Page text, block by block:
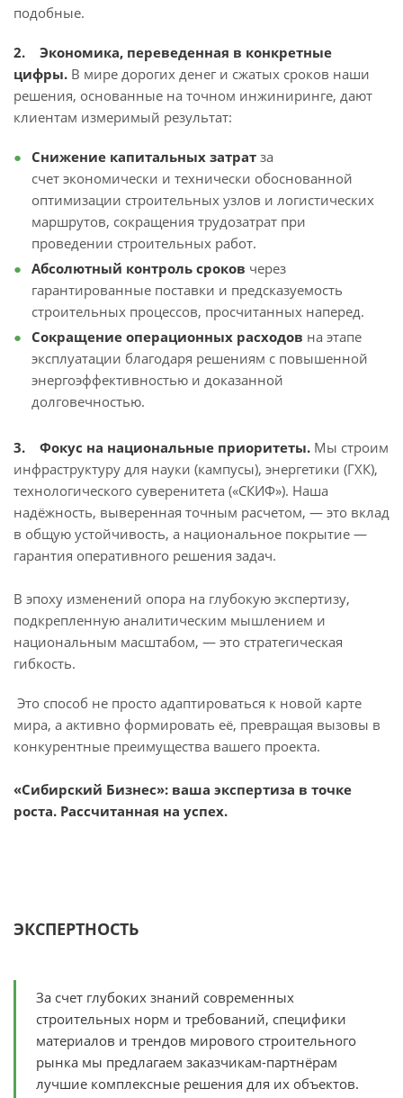
подобные.
2. Экономика, переведенная в конкретные
цифры. В мире дорогих денег и сжатых сроков наши
решения, основанные на точном инжиниринге, дают
клиентам измеримый результат:
Снижение капитальных затрат за
счет экономически и технически обоснованной
оптимизации строительных узлов и логистических
маршрутов, сокращения трудозатрат при
проведении строительных работ.
Абсолютный контроль сроков через
гарантированные поставки и предсказуемость
строительных процессов, просчитанных наперед.
Сокращение операционных расходов на этапе
эксплуатации благодаря решениям с повышенной
энергоэффективностью и доказанной
долговечностью.
3. Фокус на национальные приоритеты. Мы строим
инфраструктуру для науки (кампусы), энергетики (ГХК),
технологического суверенитета («СКИФ»). Наша
надёжность, выверенная точным расчетом, — это вклад
в общую устойчивость, а национальное покрытие —
гарантия оперативного решения задач.
В эпоху изменений опора на глубокую экспертизу,
подкрепленную аналитическим мышлением и
национальным масштабом, — это стратегическая
гибкость.
Это способ не просто адаптироваться к новой карте
мира, а активно формировать её, превращая вызовы в
конкурентные преимущества вашего проекта.
«Сибирский Бизнес»: ваша экспертиза в точке
роста. Рассчитанная на успех.
ЭКСПЕРТНОСТЬ
За счет глубоких знаний современных
строительных норм и требований, специфики
материалов и трендов мирового строительного
рынка мы предлагаем заказчикам-партнёрам
лучшие комплексные решения для их объектов.